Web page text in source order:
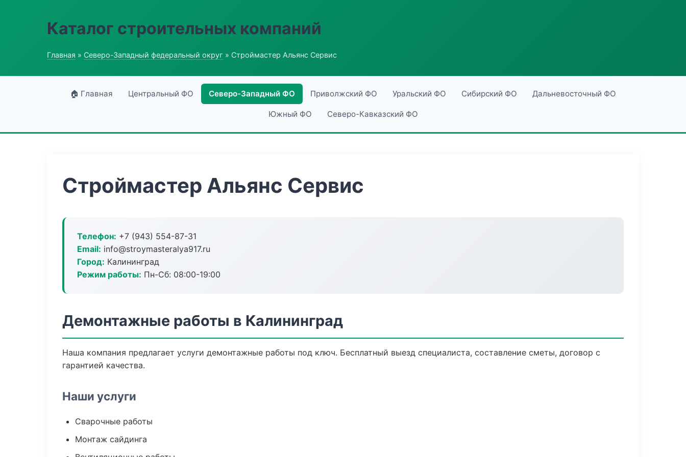
Каталог строительных компаний
Главная » Северо-Западный федеральный округ » Строймастер Альянс Сервис
🏠 Главная Центральный ФО Северо-Западный ФО Приволжский ФО Уральский ФО Сибирский ФО Дальневосточный ФО
Южный ФО Северо-Кавказский ФО
Строймастер Альянс Сервис
Телефон: +7 (943) 554-87-31
Email: info@stroymasteralya917.ru
Город: Калининград
Режим работы: Пн-Сб: 08:00-19:00
Демонтажные работы в Калининград
Наша компания предлагает услуги демонтажные работы под ключ. Бесплатный выезд специалиста, составление сметы, договор с
гарантией качества.
Наши услуги
Сварочные работы
Монтаж сайдинга